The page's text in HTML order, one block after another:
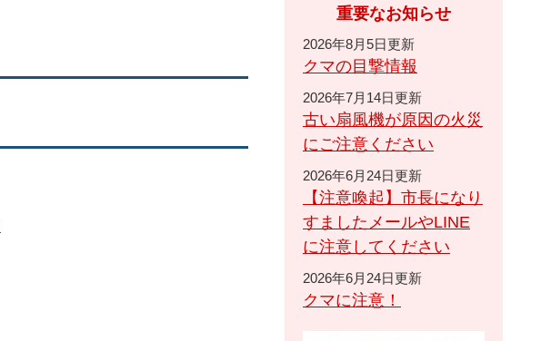
重要なお知らせ
2026年8月5日更新
クマの目撃情報
2026年7月14日更新
古い扇風機が原因の火災
にご注意ください
2026年6月24日更新
【注意喚起】市長になり
すましたメールやLINE
に注意してください
2026年6月24日更新
クマに注意！